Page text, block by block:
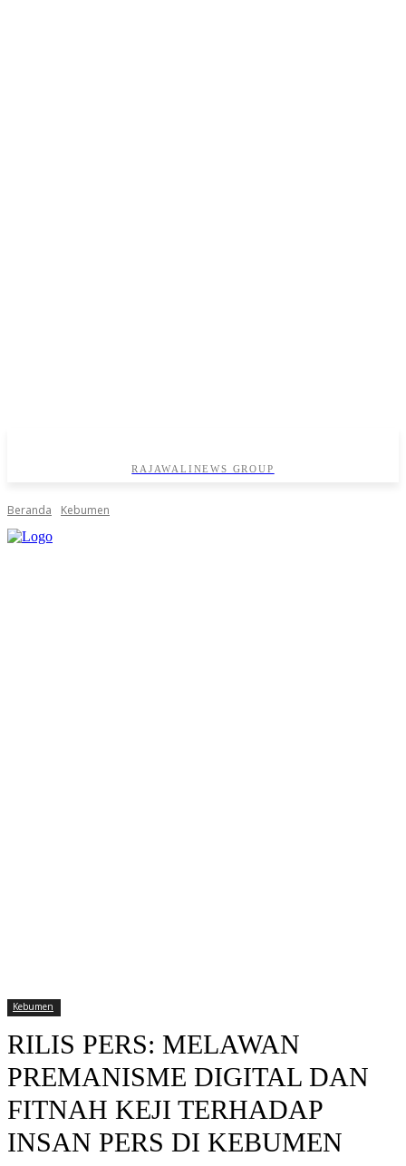
RAJAWALINEWS GROUP
Beranda Kebumen
Kebumen
RILIS PERS: MELAWAN
PREMANISME DIGITAL DAN
FITNAH KEJI TERHADAP
INSAN PERS DI KEBUMEN